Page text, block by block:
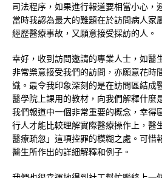
司法程序，如果進行報道要相當小心，
當時我認為最大的難題在於訪問病人家
經歷醫療事故，又願意接受採訪的人。
幸好，收到訪問邀請的專業人士，如醫
非常樂意接受我們的訪問，亦願意花時
識。最令我印象深刻的是在訪問區結成
醫學院上課用的教材，向我們解釋什麼
我們報道中一個非常重要的概念，幸得
行人才能比較理解實際醫療操作上，醫
醫療疏忽」這項控罪的模糊之處。可惜
醫生所作出的詳細解釋和例子。